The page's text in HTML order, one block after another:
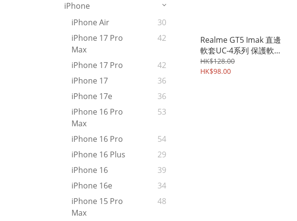
iPhone
iPhone Air
30
iPhone 17 Pro
Max
42
iPhone 17 Pro
42
iPhone 17
36
iPhone 17e
36
iPhone 16 Pro
Max
53
iPhone 16 Pro
54
iPhone 16 Plus
29
iPhone 16
39
iPhone 16e
34
iPhone 15 Pro
Max
48
Realme GT5 Imak 直邊
軟套UC-4系列 保護軟套
手機軟殼Case 4750A
HK$128.00
HK$98.00